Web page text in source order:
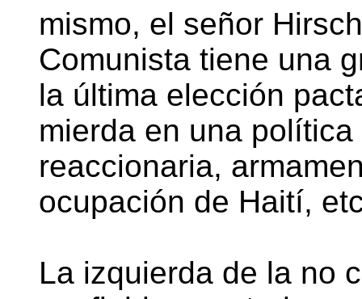
mismo, el señor
Comunista tiene una
la última elección
mierda en una
reaccionaria,
ocupación de Haití,
La izquierda de la no